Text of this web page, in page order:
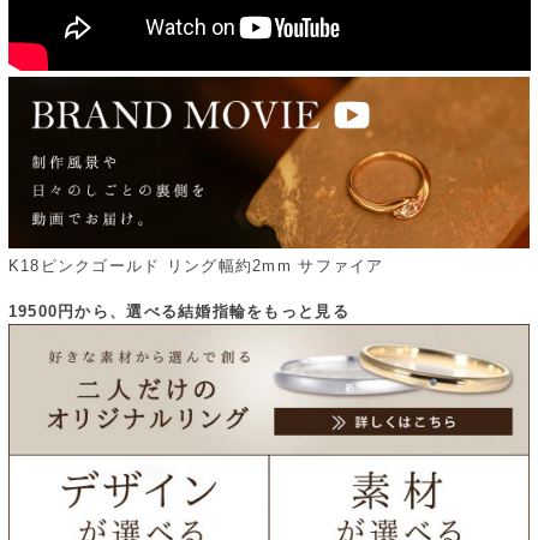
K18ピンクゴールド リング幅約2mm サファイア
19500円から、選べる結婚指輪をもっと見る